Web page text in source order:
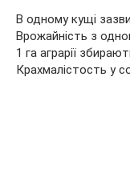
В одному кущі
Врожайність з
1 га аграрії
Крахмалістость у